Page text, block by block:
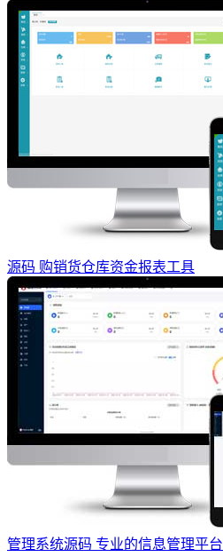
源码 购销货仓库资金报表工具
管理系统源码 专业的信息管理平台